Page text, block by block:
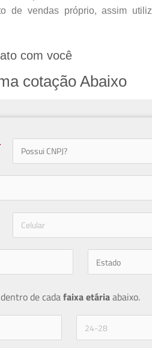
de vendas próprio, assim
com você
cotação Abaixo
user
phone
de cada faixa etária abaixo.